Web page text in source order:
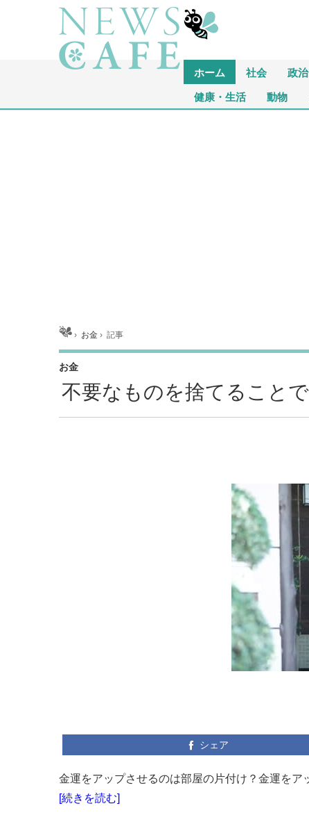
ホーム 社会 政治
健康・生活 動物
ホーム › お金 ›記事
不要なものを捨てること
お金
シェア
金運をアップさせるのは部屋の片付け？金運を
[続きを読む]